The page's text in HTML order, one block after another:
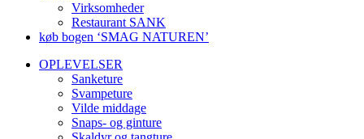
Virksomheder
Restaurant SANK
køb bogen ‘SMAG NATUREN’
OPLEVELSER
Sanketure
Svampeture
Vilde middage
Snaps- og ginture